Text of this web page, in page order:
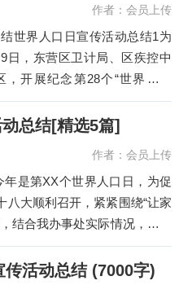
作者：会员上传
世界人口日宣传活动总结1为
日，东营区卫计局、区疾控中
开展纪念第28个“世界人口
总结[精选5篇]
作者：会员上传
是第XX个世界人口日，为促
八大顺利召开，紧紧围绕“让家
结合我办事处实际情况，安排
活动总结 (7000字)